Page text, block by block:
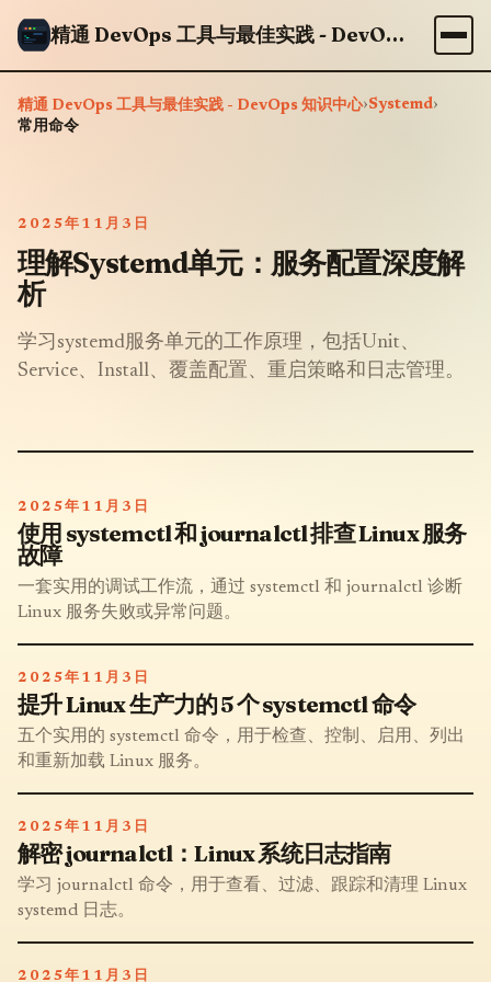
精通 DevOps 工具与最佳实践 - DevOps 知识中心
精通 DevOps 工具与最佳实践 - DevOps 知识中心›Systemd›
常用命令
2025年11月3日
理解Systemd单元：服务配置深度解
析
学习systemd服务单元的工作原理，包括Unit、
Service、Install、覆盖配置、重启策略和日志管理。
2025年11月3日
使用 systemctl 和 journalctl 排查 Linux 服务
故障
一套实用的调试工作流，通过 systemctl 和 journalctl 诊断
Linux 服务失败或异常问题。
2025年11月3日
提升 Linux 生产力的 5 个 systemctl 命令
五个实用的 systemctl 命令，用于检查、控制、启用、列出
和重新加载 Linux 服务。
2025年11月3日
解密 journalctl：Linux 系统日志指南
学习 journalctl 命令，用于查看、过滤、跟踪和清理 Linux
systemd 日志。
2025年11月3日